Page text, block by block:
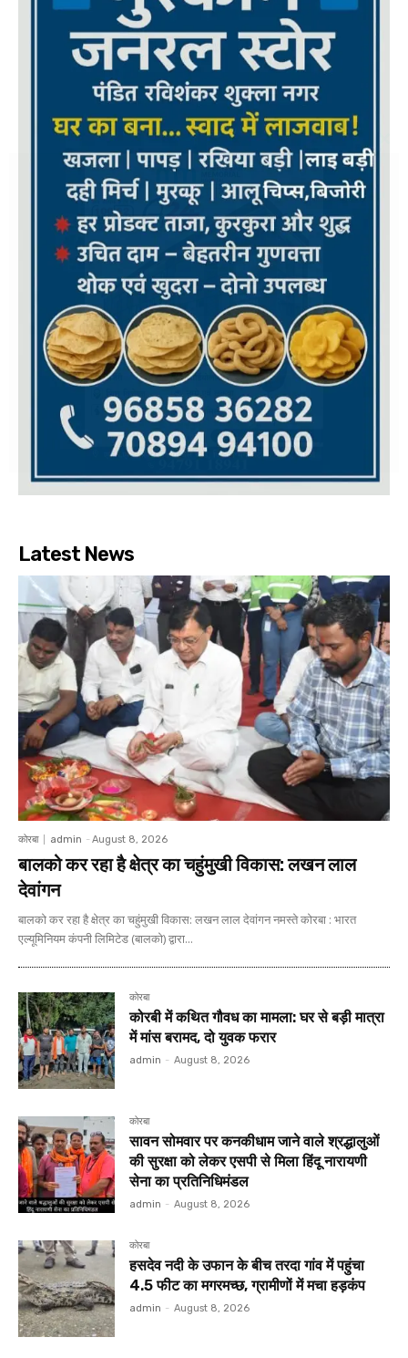
Latest News
कोरबा admin - August 8, 2026
बालको कर रहा है क्षेत्र का चहुंमुखी विकास: लखन लाल
देवांगन
बालको कर रहा है क्षेत्र का चहुंमुखी विकास: लखन लाल देवांगन नमस्ते कोरबा : भारत
एल्यूमिनियम कंपनी लिमिटेड (बालको) द्वारा...
कोरबा
कोरबी में कथित गौवध का मामला: घर से बड़ी मात्रा
में मांस बरामद, दो युवक फरार
admin - August 8, 2026
कोरबा
सावन सोमवार पर कनकीधाम जाने वाले श्रद्धालुओं
की सुरक्षा को लेकर एसपी से मिला हिंदू नारायणी
सेना का प्रतिनिधिमंडल
admin - August 8, 2026
कोरबा
हसदेव नदी के उफान के बीच तरदा गांव में पहुंचा
4.5 फीट का मगरमच्छ, ग्रामीणों में मचा हड़कंप
admin - August 8, 2026